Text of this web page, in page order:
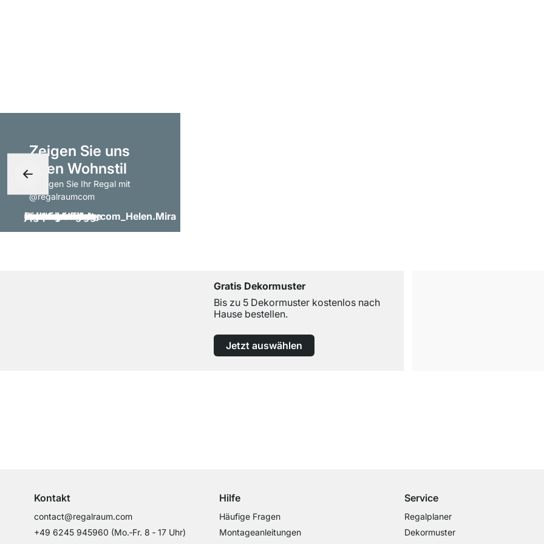
Zeigen Sie uns
Ihren Wohnstil
- taggen Sie Ihr Regal mit
@regalraumcom
Gratis Dekormuster
Bis zu 5 Dekormuster kostenlos nach
Hause bestellen.
Jetzt auswählen
Kontakt
contact@regalraum.com
+49 6245 945960 (Mo.‑Fr. 8 ‑ 17 Uhr)
Hilfe
Häufige Fragen
Montageanleitungen
Service
Regalplaner
Dekormuster